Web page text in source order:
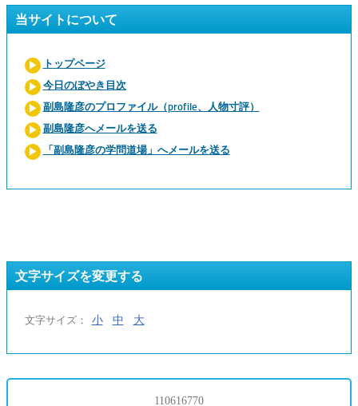
当サイトについて
トップページ
今日のぼやき目次
副島隆彦のプロファイル（profile、人物寸評）
副島隆彦へメールを送る
「副島隆彦の学問道場」へメールを送る
文字サイズを変更する
文字サイズ： 小 中 大